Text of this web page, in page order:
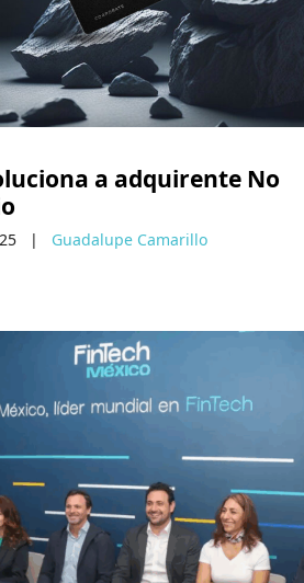
a adquirente No
| Guadalupe Camarillo